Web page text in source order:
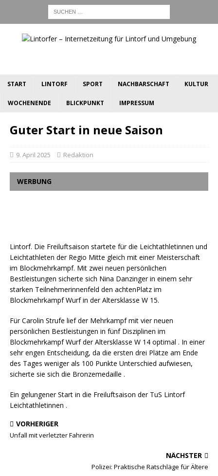
START LINTORF SPORT NACHBARSCHAFT KULTUR
WOCHENENDE BLICKPUNKT IMPRESSUM
Guter Start in neue Saison
9. April 2025 Redaktion
WERBUNG
Lintorf. Die Freiluftsaison startete für die Leichtathletinnen und
Leichtathleten der Regio Mitte gleich mit einer Meisterschaft
im Blockmehrkampf. Mit zwei neuen persönlichen
Bestleistungen sicherte sich Nina Danzinger in einem sehr
starken Teilnehmerinnenfeld den achtenPlatz im
Blockmehrkampf Wurf in der Altersklasse W 15.
Für Carolin Strufe lief der Mehrkampf mit vier neuen
persönlichen Bestleistungen in fünf Disziplinen im
Blockmehrkampf Wurf der Altersklasse W 14 optimal . In einer
sehr engen Entscheidung, da die ersten drei Plätze am Ende
des Tages weniger als 100 Punkte Unterschied aufwiesen,
sicherte sie sich die Bronzemedaille .
Ein gelungener Start in die Freiluftsaison der TuS Lintorf
Leichtathletinnen .
VORHERIGER
Unfall mit verletzter Fahrerin
NÄCHSTER
Polizei: Praktische Ratschläge für Ältere